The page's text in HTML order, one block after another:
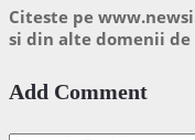
Citeste pe
si din alte domenii
Add Comment